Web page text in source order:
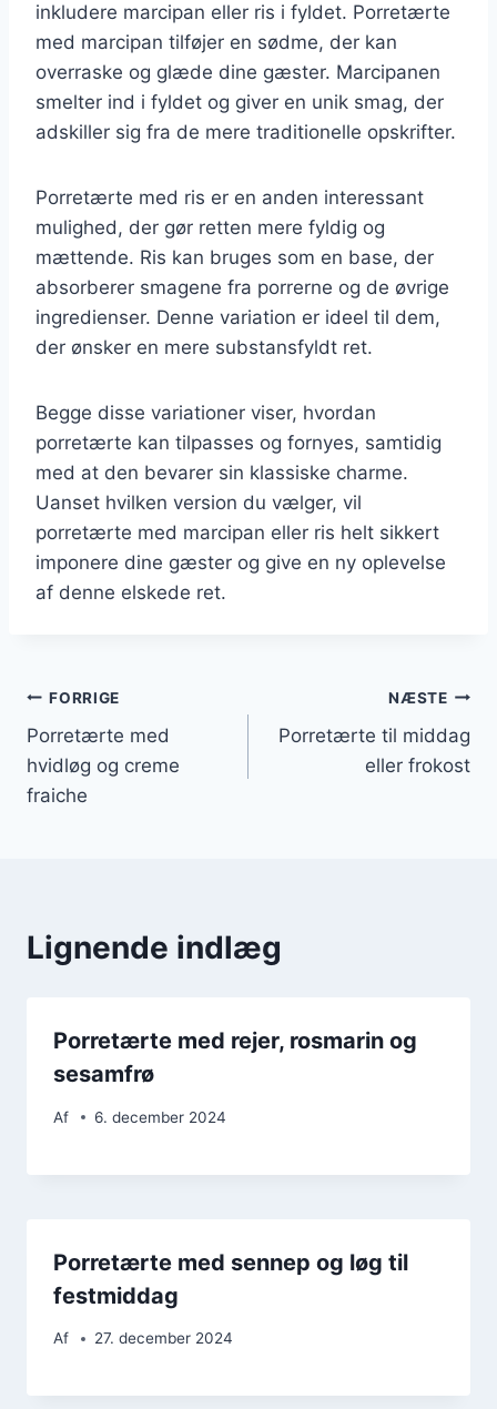
inkludere marcipan eller ris i fyldet. Porretærte
med marcipan tilføjer en sødme, der kan
overraske og glæde dine gæster. Marcipanen
smelter ind i fyldet og giver en unik smag, der
adskiller sig fra de mere traditionelle opskrifter.
Porretærte med ris er en anden interessant
mulighed, der gør retten mere fyldig og
mættende. Ris kan bruges som en base, der
absorberer smagene fra porrerne og de øvrige
ingredienser. Denne variation er ideel til dem,
der ønsker en mere substansfyldt ret.
Begge disse variationer viser, hvordan
porretærte kan tilpasses og fornyes, samtidig
med at den bevarer sin klassiske charme.
Uanset hvilken version du vælger, vil
porretærte med marcipan eller ris helt sikkert
imponere dine gæster og give en ny oplevelse
af denne elskede ret.
Indlægsnavigation
FORRIGE
Porretærte med
hvidløg og creme
fraiche
NÆSTE
Porretærte til middag
eller frokost
Lignende indlæg
Porretærte med rejer, rosmarin og
sesamfrø
Af 6. december 2024
Porretærte med sennep og løg til
festmiddag
Af 27. december 2024